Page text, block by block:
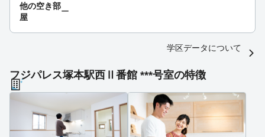
他の空き部
屋
ー
学区データについて
フジパレス塚本駅西Ⅱ番館 ***号室の特徴